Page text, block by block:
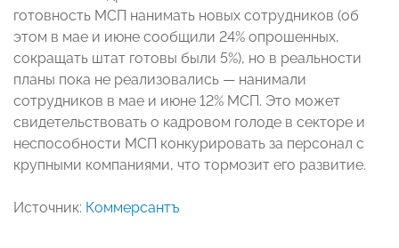
готовность МСП нанимать новых сотрудников (об
этом в мае и июне сообщили 24% опрошенных,
сокращать штат готовы были 5%), но в реальности
планы пока не реализовались — нанимали
сотрудников в мае и июне 12% МСП. Это может
свидетельствовать о кадровом голоде в секторе и
неспособности МСП конкурировать за персонал с
крупными компаниями, что тормозит его развитие.
Источник: Коммерсантъ